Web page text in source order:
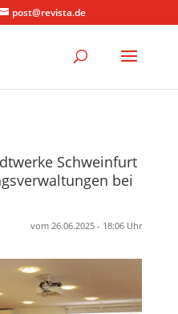
post@revista.de
Schweinfurt
bei
vom 26.06.2025 - 18:06 Uhr